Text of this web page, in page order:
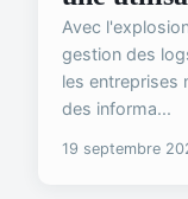
Avec
gestion des
les entreprises
des informa...
19 septembre